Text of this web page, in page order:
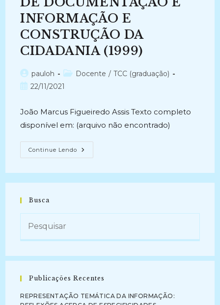
De
Educação,
Ciência
Tecnologia
Do
Triângulo
Mineiro
De
Virtual.
(2021)
INFORMAÇÃO E
CONSTRUÇÃO DA
CIDADANIA (1999)
Autor
do
pauloh
Categoria
do
Docente / TCC (graduação)
Post22/11/2021
João Marcus Figueiredo Assis Texto completo
disponível em: (arquivo não encontrado)
Continue Lendo CENTROS
POPULARES
INFORMAÇÃO
CIDADANIA
Busca
Publicações Recentes
REPRESENTAÇÃO TEMÁTICA DA INFORMAÇÃO: